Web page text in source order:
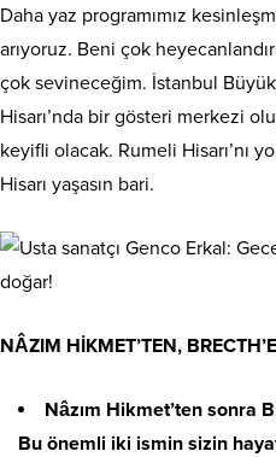
Daha yaz programımız
arıyoruz. Beni çok
çok sevineceğim. İstanbul
Hisarı’nda bir gösteri merkezi
keyifli olacak. Rumeli Hisarı’nı
Hisarı yaşasın bari.
NÂZIM HİKMET’TEN,
Nâzım Hikmet’ten sonra
Bu önemli iki ismin sizin